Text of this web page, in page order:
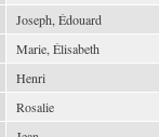
Joseph, Édouard
Marie, Élisabeth
Henri
Rosalie